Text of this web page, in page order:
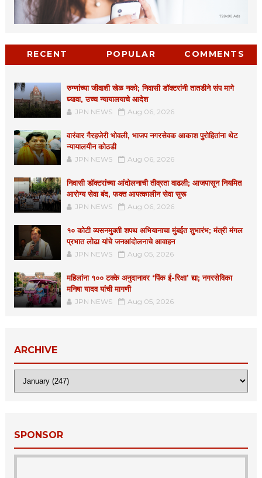
RECENT POPULAR COMMENTS
रुग्णांच्या जीवाशी खेळ नको; निवासी डॉक्टरांनी तातडीने संप मागे
घ्यावा, उच्च न्यायालयाचे आदेश
JPN NEWS Aug 06, 2026
वारंवार गैरहजेरी भोवली, भाजप नगरसेवक आकाश पुरोहितांना थेट
न्यायालयीन कोठडी
JPN NEWS Aug 06, 2026
निवासी डॉक्टरांच्या आंदोलनाची तीव्रता वाढली; आजपासून नियमित
आरोग्य सेवा बंद, फक्त आपत्कालीन सेवा सुरू
JPN NEWS Aug 06, 2026
१० कोटी व्यसनमुक्ती शपथ अभियानाचा मुंबईत शुभारंभ; मंत्री मंगल
प्रभात लोढा यांचे जनआंदोलनाचे आवाहन
JPN NEWS Aug 05, 2026
महिलांना १०० टक्के अनुदानावर ‘पिंक ई-रिक्षा’ द्या; नगरसेविका
मनिषा यादव यांची मागणी
JPN NEWS Aug 05, 2026
ARCHIVE
SPONSOR